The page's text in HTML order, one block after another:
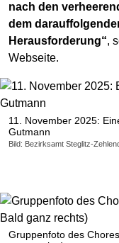
11. November 2025:
Gutmann
Bild: Bezirksamt Steglitz-
nach den
dem
Herausforderung“,
Webseite.
Gruppenfoto des